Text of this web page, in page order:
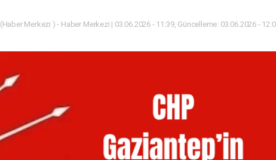
(Haber Merkezi ) - Haber Merkezi | 03.06.2026 - 11:39, Güncelleme: 03.06.2026 -